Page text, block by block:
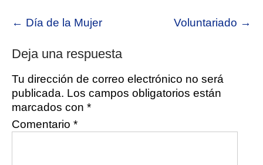
navigation
← Día de la Mujer Voluntariado →
Deja una respuesta
Tu dirección de correo electrónico no será
publicada. Los campos obligatorios están
marcados con *
Comentario *